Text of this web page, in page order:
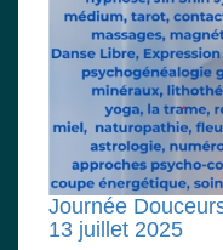
Journée
13 juillet 2025